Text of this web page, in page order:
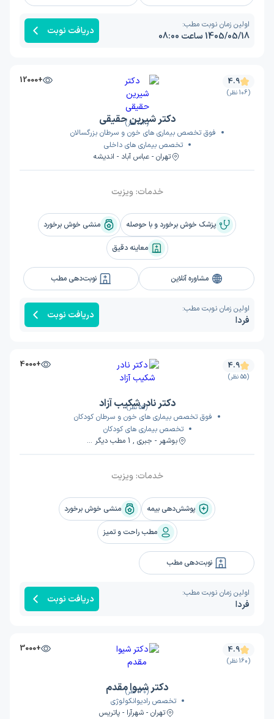
اولین زمان نوبت مطب:
1405/05/18 ساعت 08:00 دریافت نوبت
(106 نظر)
+12000 4.9
(106 نظر)
دکتر شیرین حقیقی
فوق تخصص بیماری های خون و سرطان بزرگسالان
تخصص بیماری های داخلی
تهران - عباس آباد - اندیشه
خدمات:ویزیت
پزشک خوش برخورد و با حوصله منشی خوش برخورد
معاینه دقیق
مشاوره آنلاین نوبت‌دهی مطب
اولین زمان نوبت مطب:
فردا دریافت نوبت
(55 نظر)
+4000 4.9
(55 نظر)
دکتر نادر شکیب آزاد
فوق تخصص بیماری های خون و سرطان کودکان
تخصص بیماری های کودکان
بوشهر - جبری , 1 مطب دیگر ...
خدمات:ویزیت
پوشش‌دهی بیمه منشی خوش برخورد
مطب راحت و تمیز
نوبت‌دهی مطب
اولین زمان نوبت مطب:
فردا دریافت نوبت
(160 نظر)
+3000 4.9
(160 نظر)
دکتر شیوا مقدم
تخصص رادیوانکولوژی
تهران - شهرآرا - پاتریس